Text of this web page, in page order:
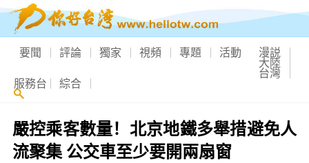
要聞 評論 獨家 視頻 專題 活動 漫説
大陸
台灣
服務台 綜合
嚴控乘客數量！北京地鐵多舉措避免人
流聚集 公交車至少要開兩扇窗